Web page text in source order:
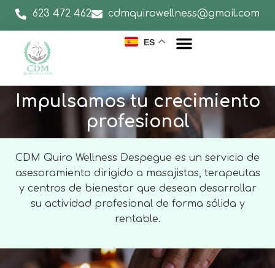
623 472 462 cdmquirowellness@gmail.com
ES
Impulsamos tu crecimiento
profesional
CDM Quiro Wellness Despegue es un servicio de
asesoramiento dirigido a masajistas, terapeutas
y centros de bienestar que desean desarrollar
su actividad profesional de forma sólida y
rentable.